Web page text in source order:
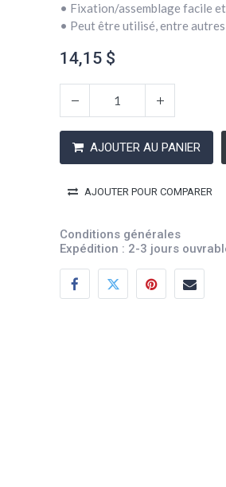
• Fixation/assemblage facile
• Peut être utilisé, entre
14,15 $
AJOUTER AU PANIER
AJOUTER POUR COMPARER
Conditions générales
Expédition : 2-3 jours